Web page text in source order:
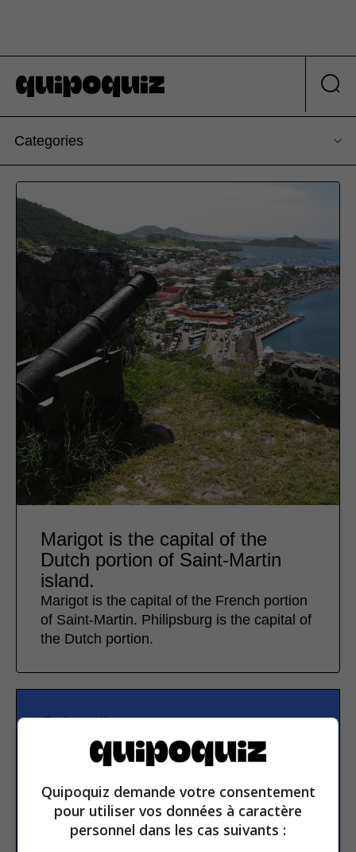
Categories
Marigot is the capital of the
Dutch portion of Saint-Martin
island.
Marigot is the capital of the French portion
of Saint-Martin. Philipsburg is the capital of
the Dutch portion.
Subscribe to our
newsletter
Email address
Quipoquiz demande votre consentement
pour utiliser vos données à caractère
personnel dans les cas suivants :